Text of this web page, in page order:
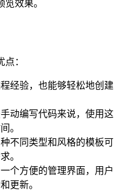
效果。
：
经验，也能够轻松地创建
动编写代码来说，使用这
。
不同类型和风格的模板可
。
个方便的管理界面，用户
更新。